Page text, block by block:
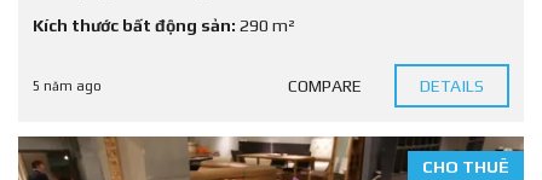
Kích thước bất động sản: 290 m²
5 năm ago COMPARE DETAILS
CHO THUÊ